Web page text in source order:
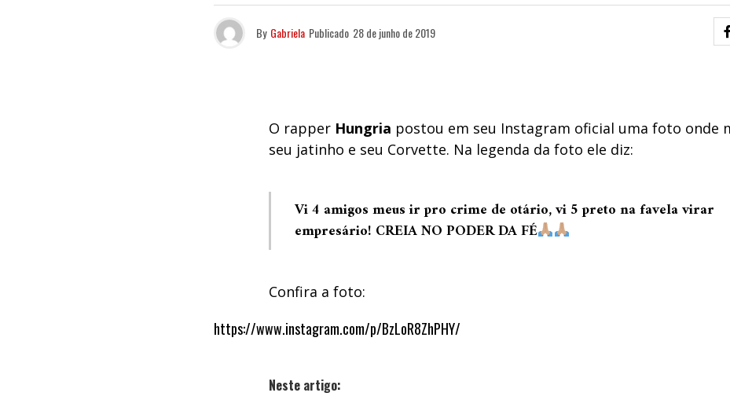
By Gabriela Publicado 28 de junho de 2019
O rapper Hungria postou em seu Instagram oficial uma foto onde
seu jatinho e seu Corvette. Na legenda da foto ele diz:
Vi 4 amigos meus ir pro crime de otário, vi 5 preto na favela virar
empresário! CREIA NO PODER DA FÉ
Confira a foto:
https://www.instagram.com/p/BzLoR8ZhPHY/
Neste artigo: